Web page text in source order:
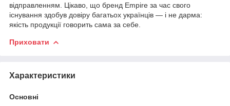
відправленням. Цікаво, що бренд Empire за час свого
існування здобув довіру багатьох українців — і не дарма:
якість продукції говорить сама за себе.
Приховати
Характеристики
Основні